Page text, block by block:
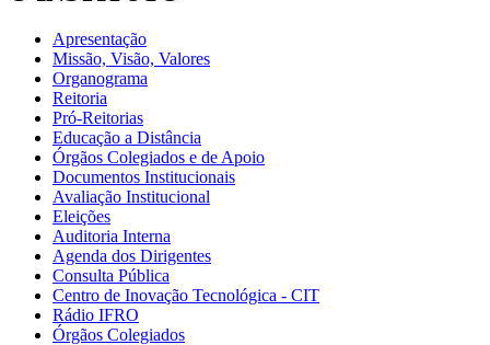
Apresentação
Missão, Visão, Valores
Organograma
Reitoria
Pró-Reitorias
Educação a Distância
Órgãos Colegiados e de Apoio
Documentos Institucionais
Avaliação Institucional
Eleições
Auditoria Interna
Agenda dos Dirigentes
Consulta Pública
Centro de Inovação Tecnológica - CIT
Rádio IFRO
Órgãos Colegiados